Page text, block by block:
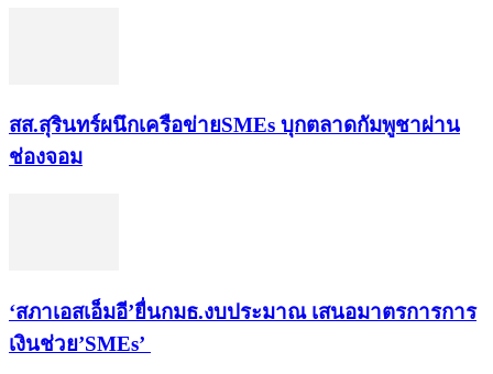
สส.สุรินทร์ผนึกเครือข่ายSMEs บุกตลาดกัมพูชาผ่าน
ช่องจอม
‘สภาเอสเอ็มอี’ยื่นกมธ.งบประมาณ เสนอมาตรการการ
เงินช่วย’SMEs’